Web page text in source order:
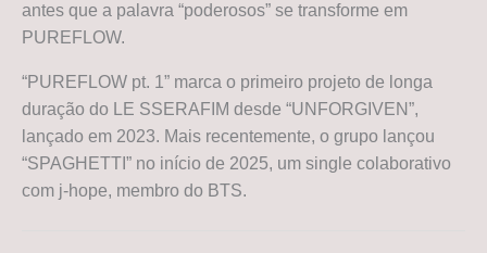
antes que a palavra “poderosos” se transforme em
PUREFLOW.
“PUREFLOW pt. 1” marca o primeiro projeto de longa
duração do LE SSERAFIM desde “UNFORGIVEN”,
lançado em 2023. Mais recentemente, o grupo lançou
“SPAGHETTI” no início de 2025, um single colaborativo
com j-hope, membro do BTS.